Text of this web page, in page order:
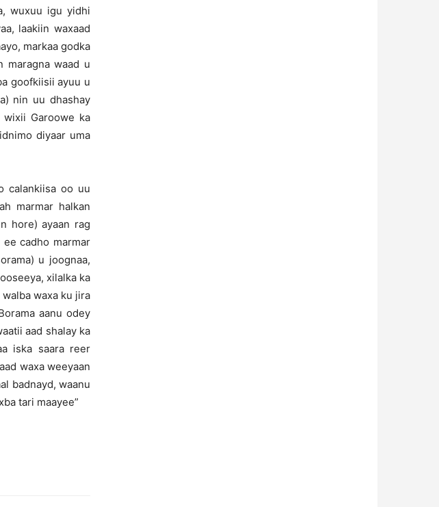
wuxuu igu yidhi
laakiin waxaad
markaa godka
maragna waad u
goofkiisii ayuu u
nin uu dhashay
Garoowe ka
diyaar uma
calankiisa oo uu
marmar halkan
hore) ayaan rag
ee cadho marmar
u joognaa,
xilalka ka
waxa ku jira
aanu odey
aad shalay ka
iska saara reer
waxa weeyaan
badnayd, waanu
tari maayee”